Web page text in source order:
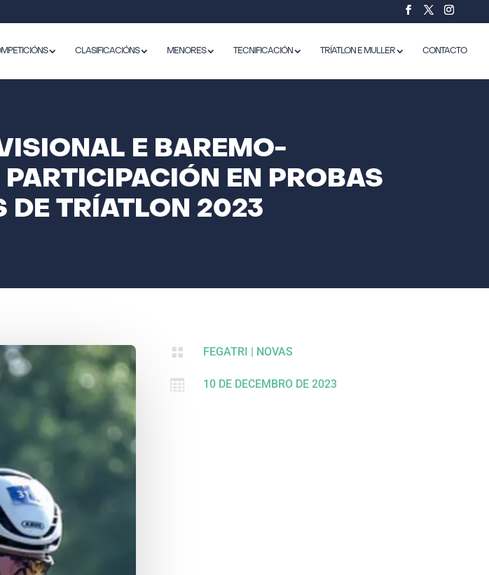
CLASIFICACIÓNS MENORES TECNIFICACIÓN TRÍATLON E MULLER CONTACTO
E BAREMO-
EN PROBAS
DE TRÍATLON 2023
 FEGATRI | NOVAS
 10 DE DECEMBRO DE 2023